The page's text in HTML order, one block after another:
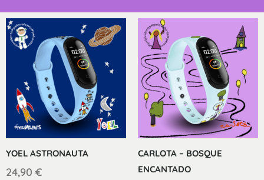
YOEL ASTRONAUTA
24,90 €
CARLOTA – BOSQUE
ENCANTADO